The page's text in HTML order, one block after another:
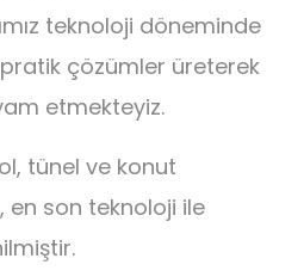
teknoloji döneminde
pratik çözümler üreterek
etmekteyiz.
tünel ve konut
en son teknoloji ile